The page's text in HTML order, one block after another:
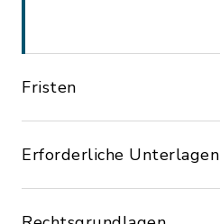
Fristen
Erforderliche Unterlagen